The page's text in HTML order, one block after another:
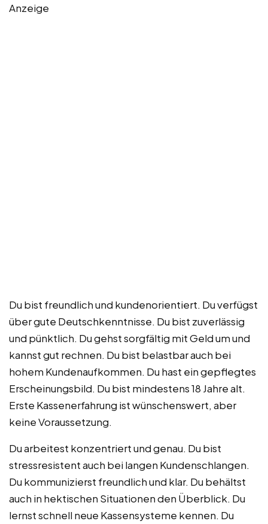
Anzeige
Du bist freundlich und kundenorientiert. Du verfügst
über gute Deutschkenntnisse. Du bist zuverlässig
und pünktlich. Du gehst sorgfältig mit Geld um und
kannst gut rechnen. Du bist belastbar auch bei
hohem Kundenaufkommen. Du hast ein gepflegtes
Erscheinungsbild. Du bist mindestens 18 Jahre alt.
Erste Kassenerfahrung ist wünschenswert, aber
keine Voraussetzung.
Du arbeitest konzentriert und genau. Du bist
stressresistent auch bei langen Kundenschlangen.
Du kommunizierst freundlich und klar. Du behältst
auch in hektischen Situationen den Überblick. Du
lernst schnell neue Kassensysteme kennen. Du